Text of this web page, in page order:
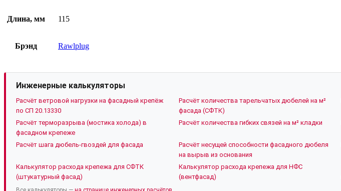
Длина, мм 115
Брэнд Rawlplug
Инженерные калькуляторы
Расчёт ветровой нагрузки на фасадный крепёж
по СП 20.13330
Расчёт количества тарельчатых дюбелей на м²
фасада (СФТК)
Расчёт терморазрыва (мостика холода) в
фасадном крепеже
Расчёт количества гибких связей на м² кладки
Расчёт шага дюбель-гвоздей для фасада
Расчёт несущей способности фасадного дюбеля
на вырыв из основания
Калькулятор расхода крепежа для СФТК
(штукатурный фасад)
Калькулятор расхода крепежа для НФС
(вентфасад)